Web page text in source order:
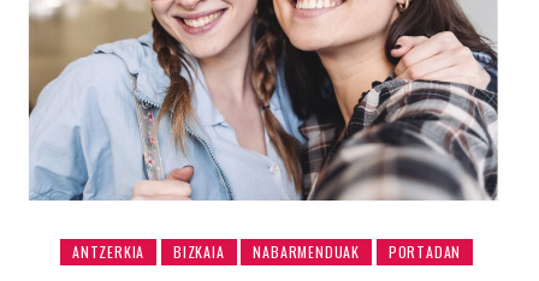
ANTZERKIA BIZKAIA NABARMENDUAK PORTADAN